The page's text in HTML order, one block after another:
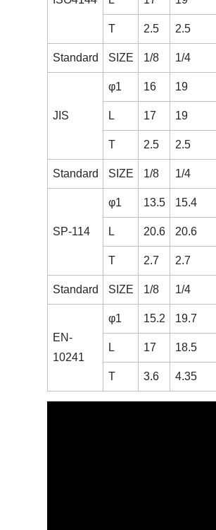
T 2.5 2.5
Standard SIZE 1/8 1/4
JIS
φ1 16 19
L 17 19
T 2.5 2.5
Standard SIZE 1/8 1/4
SP-114
φ1 13.5 15.4
L 20.6 20.6
T 2.7 2.7
Standard SIZE 1/8 1/4
EN-
10241
φ1 15.2 19.7
L 17 18.5
T 3.6 4.35